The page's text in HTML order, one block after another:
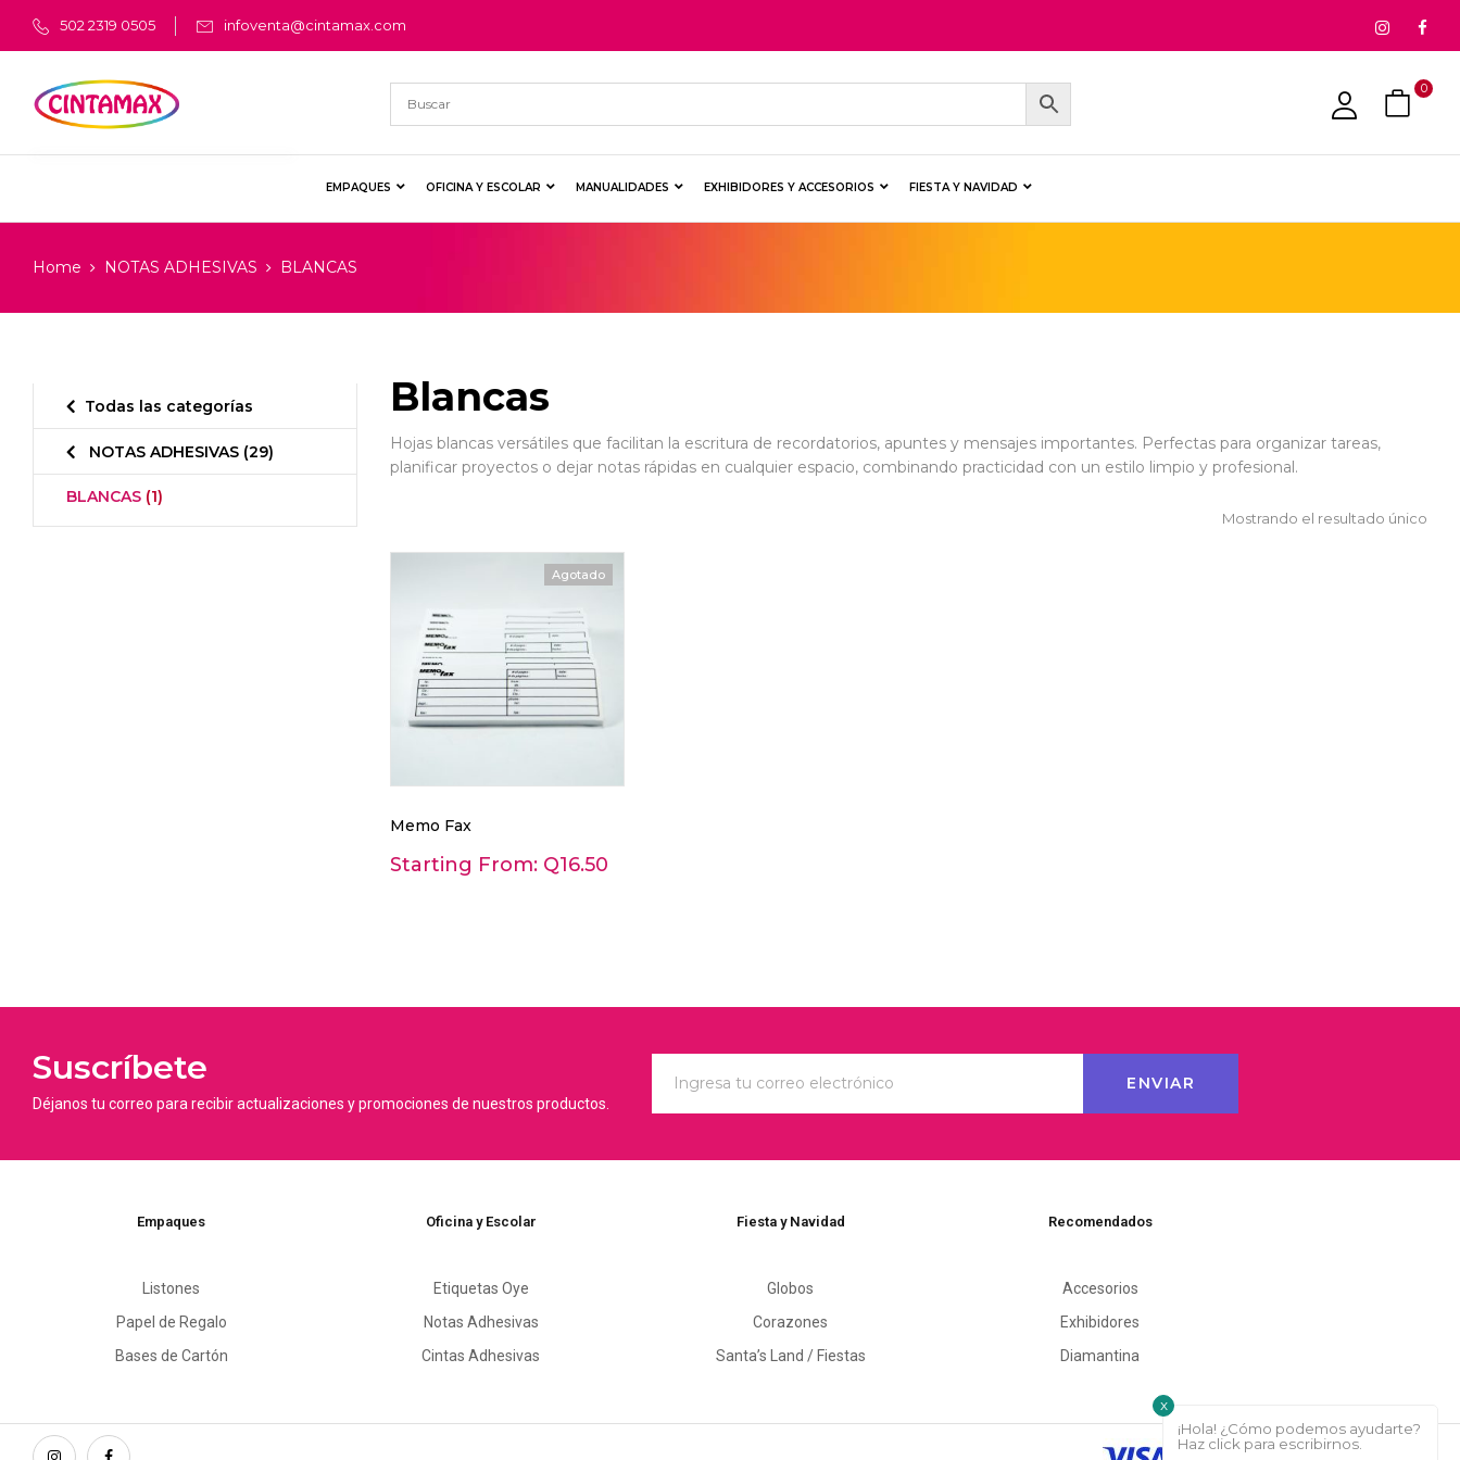
502 2319 0505 infoventa@cintamax.com
0
EMPAQUES OFICINA Y ESCOLAR MANUALIDADES EXHIBIDORES Y ACCESORIOS FIESTA Y NAVIDAD
Home NOTAS ADHESIVAS BLANCAS
Todas las categorías
NOTAS ADHESIVAS (29)
BLANCAS (1)
Blancas
Hojas blancas versátiles que facilitan la escritura de recordatorios, apuntes y mensajes importantes. Perfectas para organizar tareas,
planificar proyectos o dejar notas rápidas en cualquier espacio, combinando practicidad con un estilo limpio y profesional.
Mostrando el resultado único
Agotado
Memo Fax
Starting From: Q16.50
Suscríbete
Déjanos tu correo para recibir actualizaciones y promociones de nuestros productos.
Empaques
Listones
Papel de Regalo
Bases de Cartón
Oficina y Escolar
Etiquetas Oye
Notas Adhesivas
Cintas Adhesivas
Fiesta y Navidad
Globos
Corazones
Santa’s Land / Fiestas
Recomendados
Accesorios
Exhibidores
Diamantina
x
¡Hola! ¿Cómo podemos ayudarte?
Haz click para escribirnos.